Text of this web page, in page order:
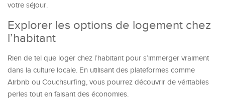
votre séjour.
Explorer les options de logement chez
l’habitant
Rien de tel que loger chez l’habitant pour s’immerger vraiment
dans la culture locale. En utilisant des plateformes comme
Airbnb ou Couchsurfing, vous pourrez découvrir de véritables
perles tout en faisant des économies.